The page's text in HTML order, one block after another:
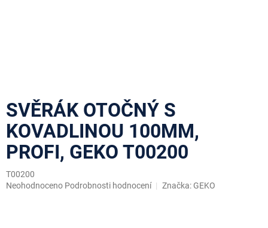
SVĚRÁK OTOČNÝ S
KOVADLINOU 100MM,
PROFI, GEKO T00200
T00200
Průměrné
Neohodnoceno Podrobnosti hodnocení Značka: GEKO